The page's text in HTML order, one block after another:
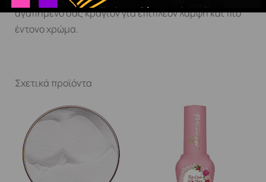
αγαπημένο σας κραγιόν για επιπλέον λάμψη και πιο
έντονο χρώμα.
Σχετικά προϊόντα